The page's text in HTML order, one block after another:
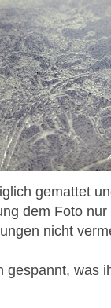
gemattet
dem Foto
nicht
gespannt, was